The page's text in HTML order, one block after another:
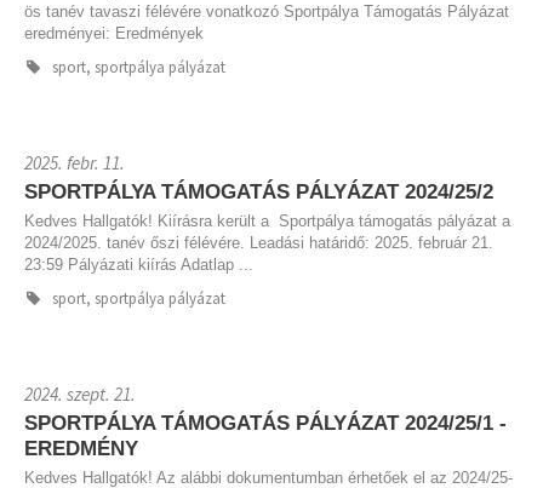
ös tanév tavaszi félévére vonatkozó Sportpálya Támogatás Pályázat
eredményei: Eredmények
sport, sportpálya pályázat
2025. febr. 11.
SPORTPÁLYA TÁMOGATÁS PÁLYÁZAT 2024/25/2
Kedves Hallgatók! Kiírásra került a Sportpálya támogatás pályázat a
2024/2025. tanév őszi félévére. Leadási határidő: 2025. február 21.
23:59 Pályázati kiírás Adatlap ...
sport, sportpálya pályázat
2024. szept. 21.
SPORTPÁLYA TÁMOGATÁS PÁLYÁZAT 2024/25/1 -
EREDMÉNY
Kedves Hallgatók! Az alábbi dokumentumban érhetőek el az 2024/25-